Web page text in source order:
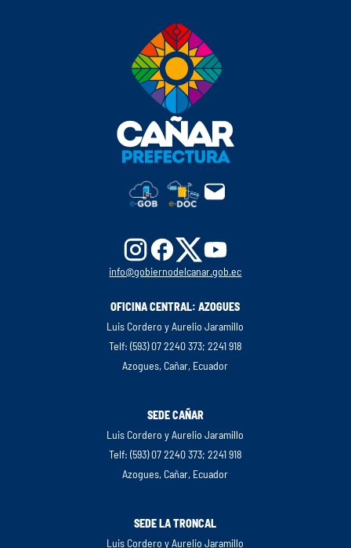
info@gobiernodelcanar.gob.ec
OFICINA CENTRAL: AZOGUES
Luis Cordero y Aurelio Jaramillo
Telf: (593) 07 2240 373; 2241 918
Azogues, Cañar, Ecuador
SEDE CAÑAR
Luis Cordero y Aurelio Jaramillo
Telf: (593) 07 2240 373; 2241 918
Azogues, Cañar, Ecuador
SEDE LA TRONCAL
Luis Cordero y Aurelio Jaramillo